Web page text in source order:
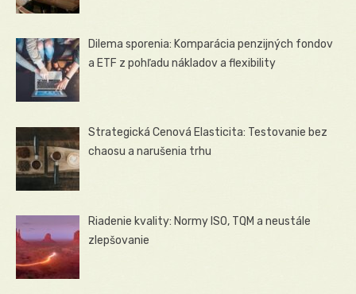
Dilema sporenia: Komparácia penzijných fondov
a ETF z pohľadu nákladov a flexibility
Strategická Cenová Elasticita: Testovanie bez
chaosu a narušenia trhu
Riadenie kvality: Normy ISO, TQM a neustále
zlepšovanie